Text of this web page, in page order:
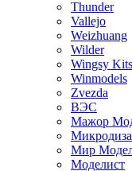
Thunder
Vallejo
Weizhuang
Wilder
Wingsy Kits
Winmodels
Zvezda
ВЭС
Мажор
Мир
Моделист